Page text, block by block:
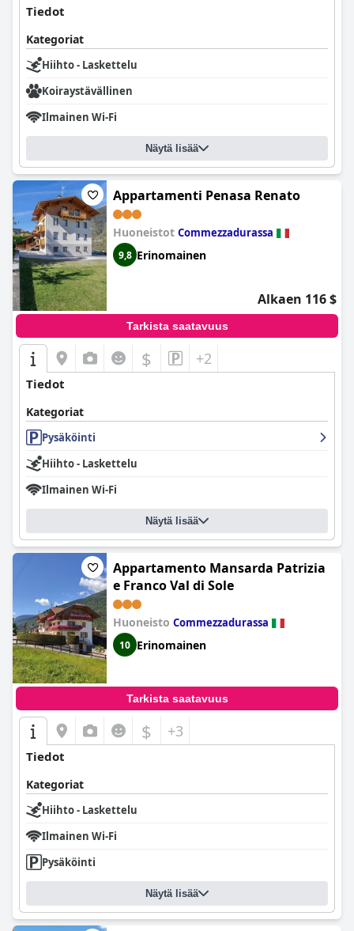
Tiedot
Kategoriat
Hiihto - Laskettelu
Koiraystävällinen
Ilmainen Wi-Fi
Näytä lisää
Appartamenti Penasa Renato
Huoneistot Commezzadurassa
9,8 Erinomainen
Alkaen 116 $
Tarkista saatavuus
$ +2
Tiedot
Kategoriat
Pysäköinti
Hiihto - Laskettelu
Ilmainen Wi-Fi
Näytä lisää
Appartamento Mansarda Patrizia
e Franco Val di Sole
Huoneisto Commezzadurassa
10 Erinomainen
Tarkista saatavuus
$ +3
Tiedot
Kategoriat
Hiihto - Laskettelu
Ilmainen Wi-Fi
Pysäköinti
Näytä lisää